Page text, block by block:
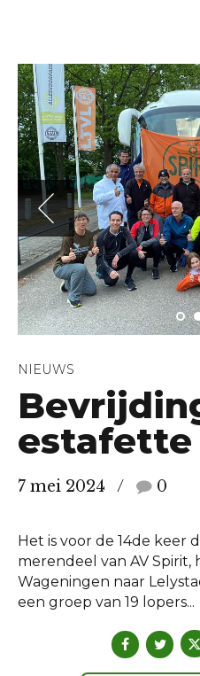
NIEUWS
estafette
7 mei 2024 0
Het is voor de 14de keer
merendeel van AV
Wageningen naar
een groep van 19 lopers...